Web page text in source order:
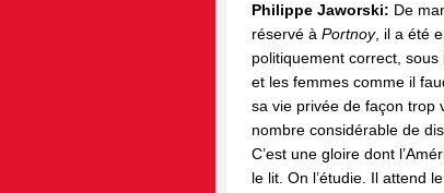
Philippe Jaworski: De
réservé à Port­noy, il a été
politiquement correct,
et les femmes comme il
sa vie privée de façon trop
nombre considérable de
C’est une gloire dont
le lit. On l’étudie. Il attend